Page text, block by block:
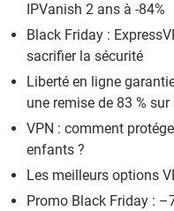
IPVanish 2 ans à -84%
Black Friday :
sacrifier la sécurité
Liberté en ligne
une remise de 83 %
VPN : comment
enfants ?
Les meilleurs options
Promo Black Friday :